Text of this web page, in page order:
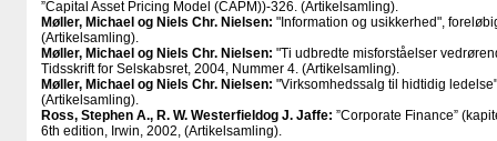
”Capital Asset Pricing Model (CAPM))-326. (Artikelsamling).
Møller, Michael og Niels Chr. Nielsen: "Information og usikkerhed",
(Artikelsamling).
Møller, Michael og Niels Chr. Nielsen: "Ti udbredte misforståelser
Tidsskrift for Selskabsret, 2004, Nummer 4. (Artikelsamling).
Møller, Michael og Niels Chr. Nielsen: "Virksomhedssalg til hidtidig
(Artikelsamling).
Ross, Stephen A., R. W. Westerfieldog J. Jaffe: ”Corporate Finance”
6th edition, Irwin, 2002, (Artikelsamling).